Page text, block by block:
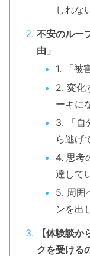
しれな
不安のルー
由」
1. 「被
2. 変化
ーキに
3. 「自
ら逃げ
4. 思考
達して
5. 周囲
ンを出
【体験談
クを受ける